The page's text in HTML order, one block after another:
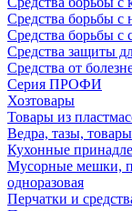
Средства борьбы с
Средства борьбы с
Средства защиты
Средства от
Серия ПРОФИ
Хозтовары
Товары из
Ведра, тазы,
Кухонные
Мусорные мешки,
одноразовая
Перчатки и